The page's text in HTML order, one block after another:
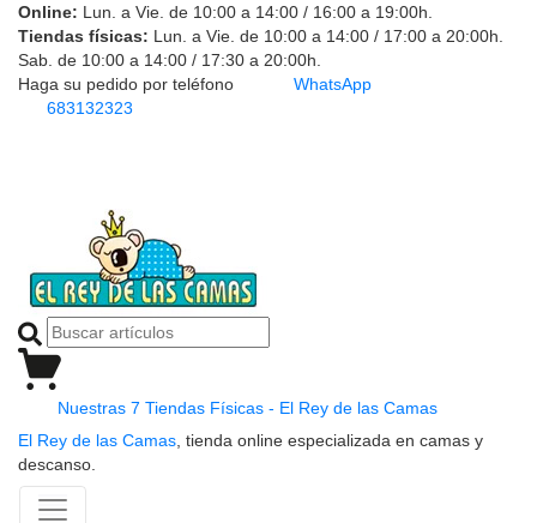
Online: Lun. a Vie. de 10:00 a 14:00 / 16:00 a 19:00h.
Tiendas físicas: Lun. a Vie. de 10:00 a 14:00 / 17:00 a 20:00h.
Sab. de 10:00 a 14:00 / 17:30 a 20:00h.
Haga su pedido por teléfono
683132323
WhatsApp
Nuestras 7 Tiendas Físicas - El Rey de las Camas
El Rey de las Camas , tienda online especializada en camas y
descanso.